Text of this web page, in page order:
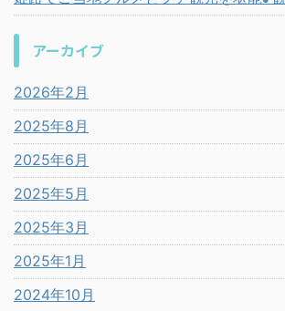
アーカイブ
2026年2月
2025年8月
2025年6月
2025年5月
2025年3月
2025年1月
2024年10月